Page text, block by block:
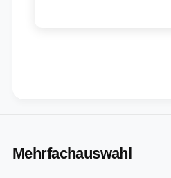
Mehrfachauswahl